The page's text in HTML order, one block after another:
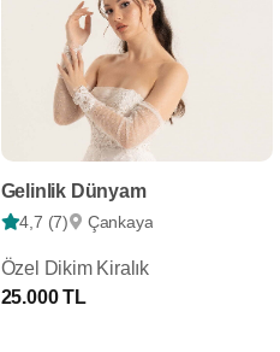
Gelinlik Dünyam
4,7 (7) Çankaya
Özel Dikim Kiralık
25.000 TL